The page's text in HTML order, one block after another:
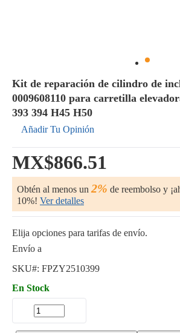
Kit de reparación de cilindro de
0009608110 para carretilla
393 394 H45 H50
Añadir Tu Opinión
MX$866.51
Obtén al menos un 2% de reembolso y
10%! Ver detalles
Elija opciones para tarifas de envío.
Envío a
SKU#: FPZY2510399
En Stock